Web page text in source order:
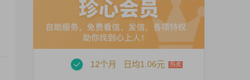
12个月 日均1.06元